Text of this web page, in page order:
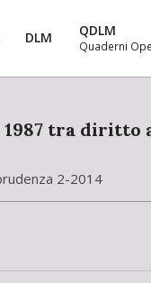
DLM QDLM
Quaderni
1987 tra
2-2014